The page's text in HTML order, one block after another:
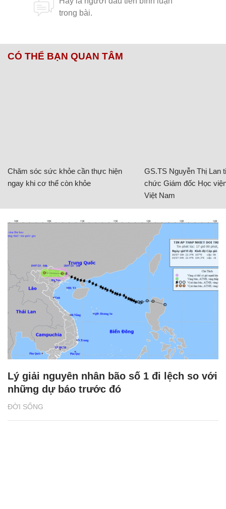
CÓ THỂ BẠN QUAN TÂM
Chăm sóc sức khỏe cần thực hiện
ngay khi cơ thể còn khỏe
GS.TS Nguyễn Thị Lan
chức Giám đốc Học
Việt Nam
ĐỜI SỐNG
Lý giải nguyên nhân bão số 1 đi lệch so với
những dự báo trước đó